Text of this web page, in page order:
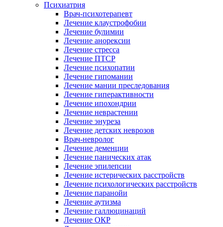
Психиатрия
Врач-психотерапевт
Лечение клаустрофобии
Лечение булимии
Лечение анорексии
Лечение стресса
Лечение ПТСР
Лечение психопатии
Лечение гипомании
Лечение мании преследования
Лечение гиперактивности
Лечение ипохондрии
Лечение неврастении
Лечение энуреза
Лечение детских неврозов
Врач-невролог
Лечение деменции
Лечение панических атак
Лечение эпилепсии
Лечение истерических расстройств
Лечение психологических расстройств
Лечение паранойи
Лечение аутизма
Лечение галлюцинаций
Лечение ОКР